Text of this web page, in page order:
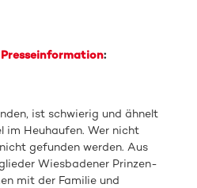
:
ist schwierig und ähnelt
im Heuhaufen. Wer nicht
gefunden werden. Aus
Wiesbadener Prinzen-
mit der Familie und